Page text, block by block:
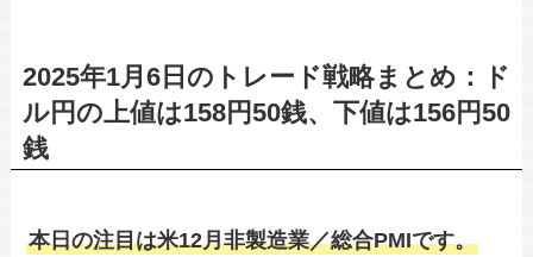
2025年1月6日のトレード戦略まとめ：ド
ル円の上値は158円50銭、下値は156円50
銭
本日の注目は米12月非製造業／総合PMIです。